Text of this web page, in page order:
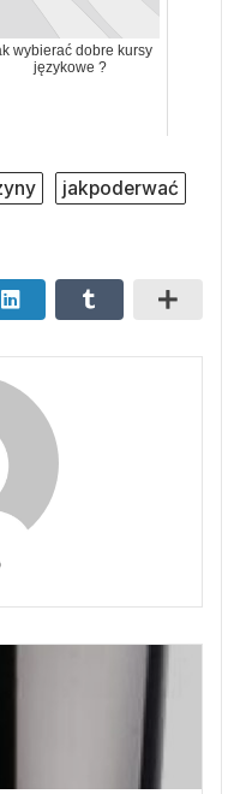
wybierać dobre kursy
językowe ?
jakpoderwać